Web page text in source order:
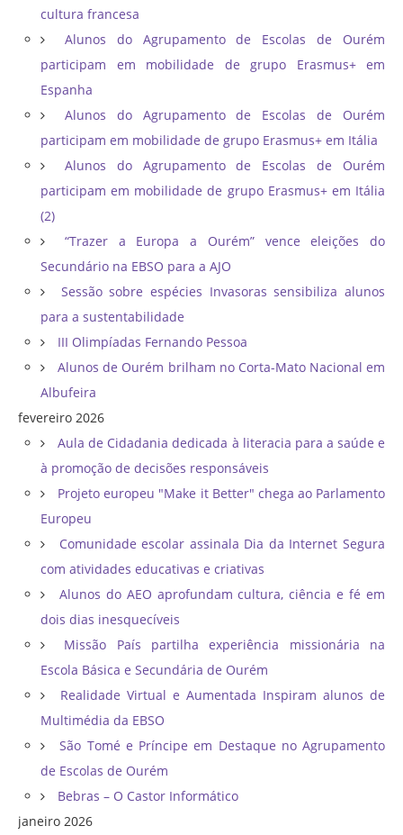
cultura francesa
Alunos do Agrupamento de Escolas de Ourém
participam em mobilidade de grupo Erasmus+ em
Espanha
Alunos do Agrupamento de Escolas de Ourém
participam em mobilidade de grupo Erasmus+ em Itália
Alunos do Agrupamento de Escolas de Ourém
participam em mobilidade de grupo Erasmus+ em Itália
(2)
“Trazer a Europa a Ourém” vence eleições do
Secundário na EBSO para a AJO
Sessão sobre espécies Invasoras sensibiliza alunos
para a sustentabilidade
III Olimpíadas Fernando Pessoa
Alunos de Ourém brilham no Corta-Mato Nacional em
Albufeira
fevereiro 2026
Aula de Cidadania dedicada à literacia para a saúde e
à promoção de decisões responsáveis
Projeto europeu "Make it Better" chega ao Parlamento
Europeu
Comunidade escolar assinala Dia da Internet Segura
com atividades educativas e criativas
Alunos do AEO aprofundam cultura, ciência e fé em
dois dias inesquecíveis
Missão País partilha experiência missionária na
Escola Básica e Secundária de Ourém
Realidade Virtual e Aumentada Inspiram alunos de
Multimédia da EBSO
São Tomé e Príncipe em Destaque no Agrupamento
de Escolas de Ourém
Bebras – O Castor Informático
janeiro 2026